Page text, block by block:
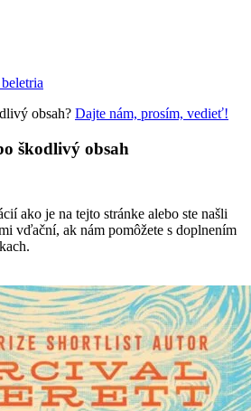
obsah? Dajte nám, prosím, vedieť!
škodlivý obsah
ako je na tejto stránke alebo ste našli
vďační, ak nám pomôžete s doplnením